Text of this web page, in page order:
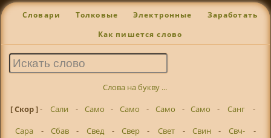
Словари Толковые Электронные Заработать
Как пишется слово
Слова на букву ...
[ Скор ]- Сали - Само - Само - Само - Само - Санг
-
Сара
- Сбав - Свед - Свер - Свет - Свин - Свч-
-